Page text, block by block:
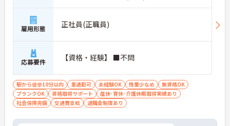
雇用形態 正社員(正職員)
応募要件 【資格・経験】 ■不問
駅から徒歩10分以内 車通勤可 未経験OK 残業少なめ
無資格OK
ブランクOK
資格取得サポート
産休･育休･介護休暇取得実績あり
社会保険完備
交通費支給 退職金制度あり